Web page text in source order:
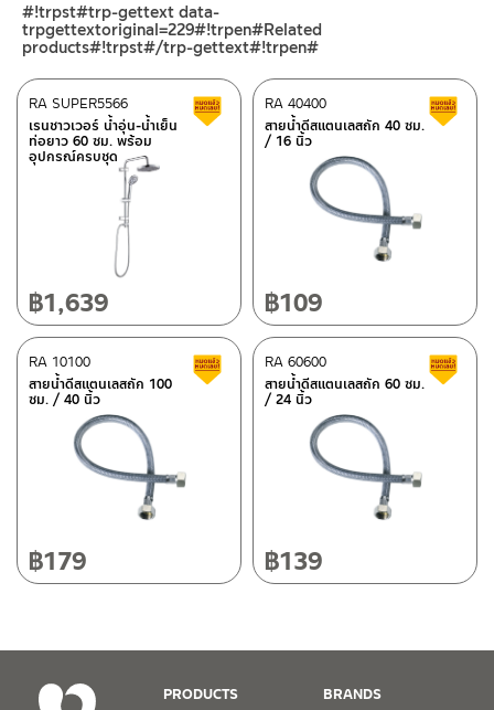
ศูนย์บริการและอะไหล่ กรุงเทพฯ
662/61-62 ถนน พระราม3 แขวงบางโพงพาง เขตยานนาวา กรุงเทพฯ
โทร: 02-358-0080 / 080-075-8668 / 091-545-0556
ศูนย์บริการและอะไหล่
118/33 โครงการอรสิริน ม.8 ต.สันปูเลย อ.ดอยสะเก็ด เชียงใหม่
50220
โทร: 080-075-2626
วันและเวลาทำการ
วันจันทร์ – วันศุกร์ เวลา 8:30-17:30 น.
วันเสาร์ เวลา 8:30-15:00 น.
หยุดวันอาทิตย์ และวันหยุดนักขัตฤกษ์
เงื่อนไขการรับประกันสินค้าได้ หากไม่มีเอกสารดังกล่าว
– Shopee
–Lazada
ติดต่อพนักงานขาย / Contact Sales Staff
โทร: 02-285-5795
LINE:@charnpaiboon.sales
ติดต่อ ชาญไพบูลย์ / Contact Us คลิกที่นี่
#!trpst#trp-gettext data-
trpgettextoriginal=229#!trpen#Related
products#!trpst#/trp-gettext#!trpen#
เรนชาวเวอร์ น้ำอุ่น-น้ำเย็น
ท่อยาว 60 ซม. พร้อม
อุปกรณ์ครบชุด
RA SUPER5566 สินค้าลดราคา เคลียร์สต็อก
฿1,639
สายน้ำดีสแตนเลสถัก 40 ซม.
/ 16 นิ้ว
RA 40400
฿109
สายน้ำดีสแตนเลสถัก 100
ซม. / 40 นิ้ว
RA 10100 สินค้าลดราคา เคลียร์สต็อก
฿179
สายน้ำดีสแตนเลสถัก 60 ซม.
/ 24 นิ้ว
RA 60600
฿139
PRODUCTS
BRANDS